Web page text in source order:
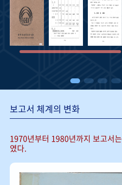
보고서 체계의 변화
1970년부터 1980년까지 보고서는
였다.